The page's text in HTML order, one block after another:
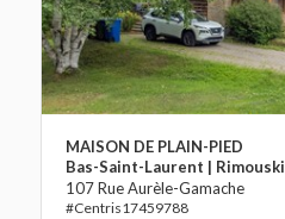
MAISON DE PLAIN-PIED
Bas-Saint-Laurent | Rimouski
107 Rue Aurèle-Gamache
17459788